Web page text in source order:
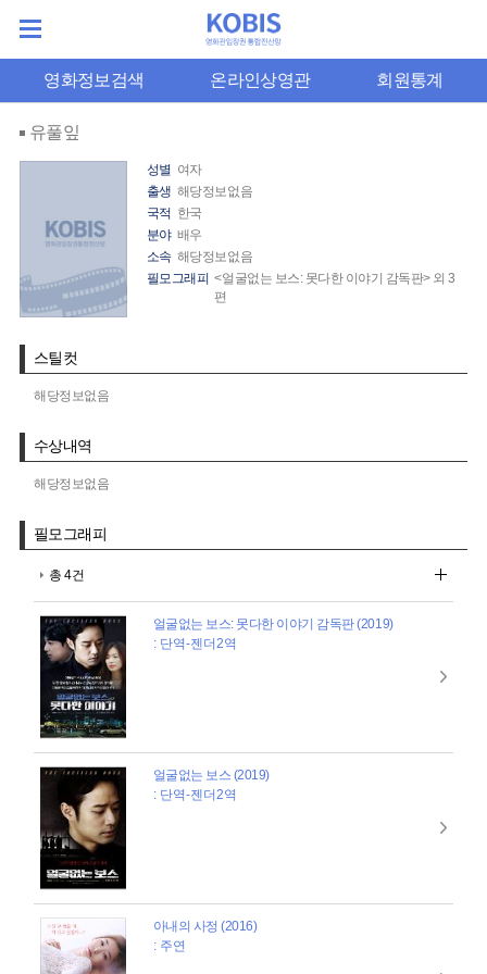
영화정보검색 온라인상영관 회원통계
유풀잎
성별 여자
출생 해당정보없음
국적 한국
분야 배우
소속 해당정보없음
필모그래피 <얼굴없는 보스: 못다한 이야기 감독판> 외 3
편
스틸컷
해당정보없음
수상내역
해당정보없음
필모그래피
총 4건
얼굴없는 보스: 못다한 이야기 감독판 (2019)
: 단역-젠더2역
얼굴없는 보스 (2019)
: 단역-젠더2역
아내의 사정 (2016)
: 주연